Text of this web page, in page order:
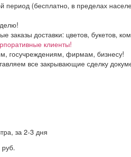
период (бесплатно, в пределах
доставки: цветов, букетов,
клиенты!
госучреждениям, фирмам, бизнесу!
все закрывающие сделку
за 2-3 дня